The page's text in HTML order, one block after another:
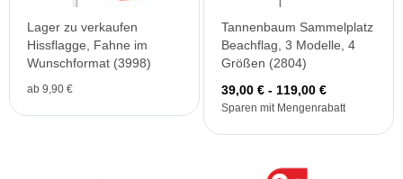
Lager zu verkaufen
Hissflagge, Fahne im
Wunschformat (3998)
ab 9,90 €
Tannenbaum Sammelplatz
Beachflag, 3 Modelle, 4
Größen (2804)
39,00 € - 119,00 €
Sparen mit Mengenrabatt